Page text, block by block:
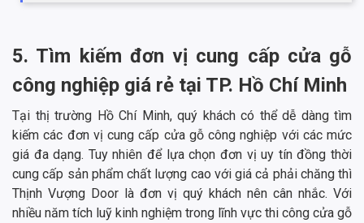
5. Tìm kiếm đơn vị cung cấp cửa gỗ
công nghiệp giá rẻ tại TP. Hồ Chí Minh
Tại thị trường Hồ Chí Minh, quý khách có thể dễ dàng tìm
kiếm các đơn vị cung cấp cửa gỗ công nghiệp với các mức
giá đa dạng. Tuy nhiên để lựa chọn đơn vị uy tín đồng thời
cung cấp sản phẩm chất lượng cao với giá cả phải chăng thì
Thịnh Vượng Door là đơn vị quý khách nên cân nhắc. Với
nhiều năm tích luỹ kinh nghiệm trong lĩnh vực thi công cửa gỗ